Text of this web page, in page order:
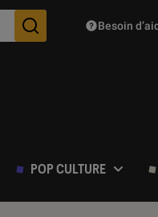
Des suggestions
Besoin
POP CULTURE